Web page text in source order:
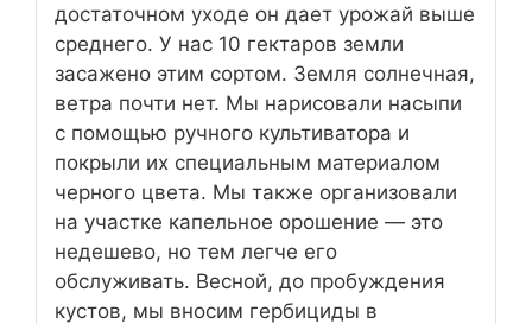
достаточном уходе он дает урожай выше
среднего. У нас 10 гектаров земли
засажено этим сортом. Земля солнечная,
ветра почти нет. Мы нарисовали насыпи
с помощью ручного культиватора и
покрыли их специальным материалом
черного цвета. Мы также организовали
на участке капельное орошение — это
недешево, но тем легче его
обслуживать. Весной, до пробуждения
кустов, мы вносим гербициды в